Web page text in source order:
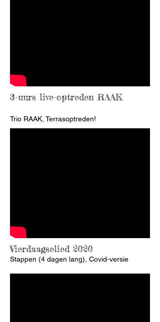
3-uurs live-optreden RAAK
Trio RAAK, Terrasoptreden!
Vierdaagselied 2020
Stappen (4 dagen lang), Covid-versie